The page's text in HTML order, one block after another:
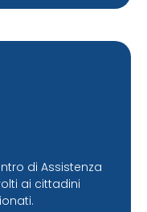
di Assistenza
ai cittadini